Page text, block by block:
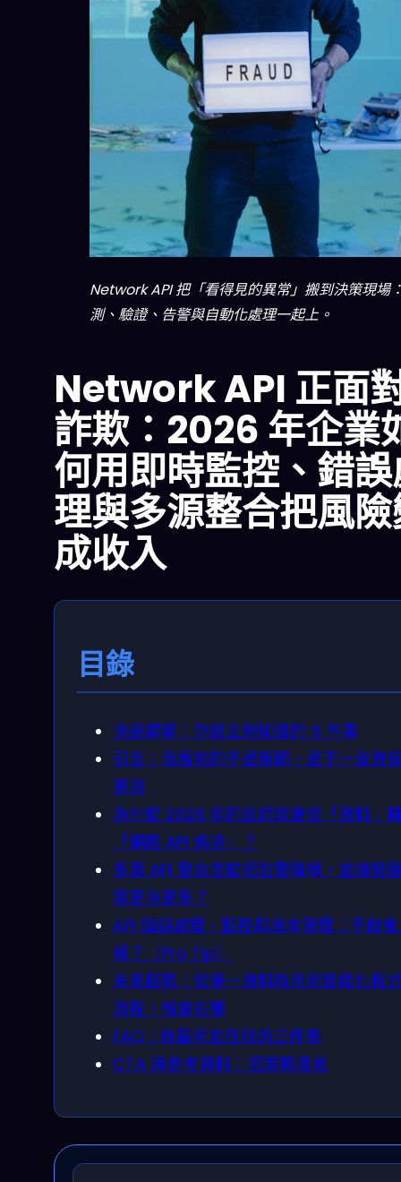
Network API 把「看得見的異常」搬到決策現場
測、驗證、告警與自動化處理一起上。
Network API 正面
詐欺：2026 年企業
何用即時監控、錯
理與多源整合把風
成收入
目錄
快速精華：你該立刻知道的 5 件事
引言：我看到的不是新聞，是下一波資
業流
為什麼 2026 年的反詐欺會從「資料」
「網路 API 編排」？
多源 API 整合怎麼把告警降噪，並讓營
策更快更準？
API 錯誤處理、監控與版本管理：不做
樣？（Pro Tip）
未來趨勢：從單一資料取用到智能化程
流程，機會在哪
FAQ：你最可能在找的三件事
CTA 與參考資料：把策略落地